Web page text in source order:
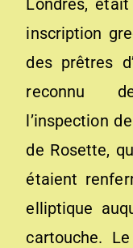
Londres,
inscription
des prêtres
reconnu
l’inspection
de Rosette,
étaient
elliptique
cartouche.